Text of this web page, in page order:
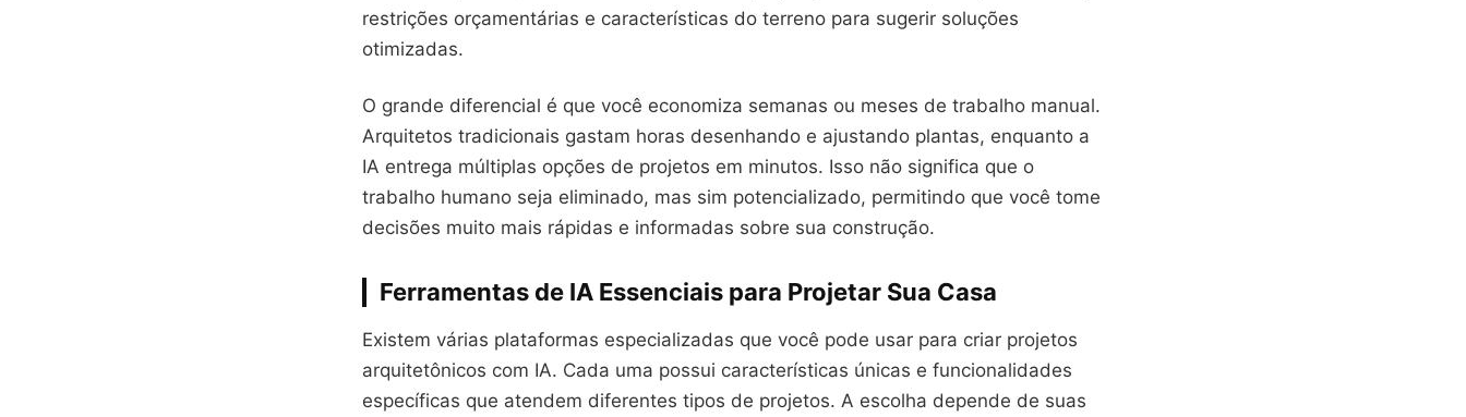
restrições orçamentárias e características do terreno para sugerir soluções
otimizadas.
O grande diferencial é que você economiza semanas ou meses de trabalho manual.
Arquitetos tradicionais gastam horas desenhando e ajustando plantas, enquanto a
IA entrega múltiplas opções de projetos em minutos. Isso não significa que o
trabalho humano seja eliminado, mas sim potencializado, permitindo que você tome
decisões muito mais rápidas e informadas sobre sua construção.
Ferramentas de IA Essenciais para Projetar Sua Casa
Existem várias plataformas especializadas que você pode usar para criar projetos
arquitetônicos com IA. Cada uma possui características únicas e funcionalidades
específicas que atendem diferentes tipos de projetos. A escolha depende de suas